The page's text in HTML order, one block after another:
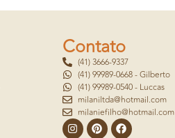
Contato
(41) 3666-9337
(41) 99989-0668 - Gilberto
(41) 99989-0540 - Luccas
milaniltda@hotmail.com
milaniefilho@hotmail.com